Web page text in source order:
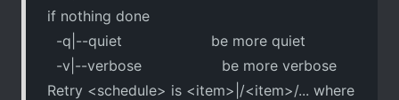
if nothing done
-q|--quiet be more quiet
-v|--verbose be more verbose
Retry <schedule> is <item>|/<item>/... where